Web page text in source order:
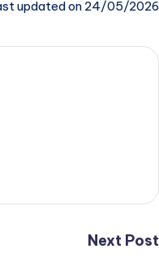
updated on 24/05/2026
Next Post